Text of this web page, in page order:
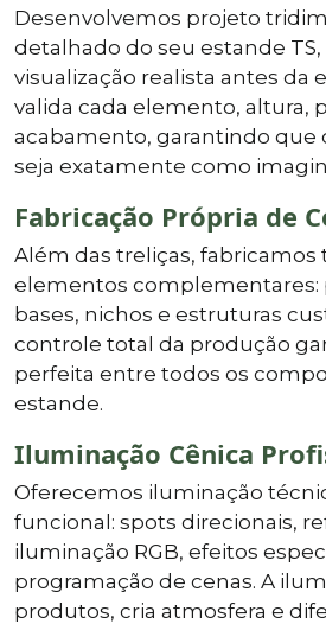
Desenvolvemos projeto
detalhado do seu estande
visualização realista antes da
valida cada elemento, altura,
acabamento, garantindo que
seja exatamente como
Fabricação Própria de
Além das treliças, fabricamos
elementos complementares:
bases, nichos e estruturas
controle total da produção
perfeita entre todos os
estande.
Iluminação Cênica
Oferecemos iluminação
funcional: spots direcionais,
iluminação RGB, efeitos
programação de cenas. A
produtos, cria atmosfera e